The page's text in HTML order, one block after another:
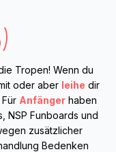
Tropen! Wenn du
oder aber leihe dir
Anfängerhaben
NSP Funboards und
zusätzlicher
Bedenken